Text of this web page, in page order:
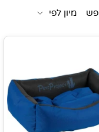
מיון לפי